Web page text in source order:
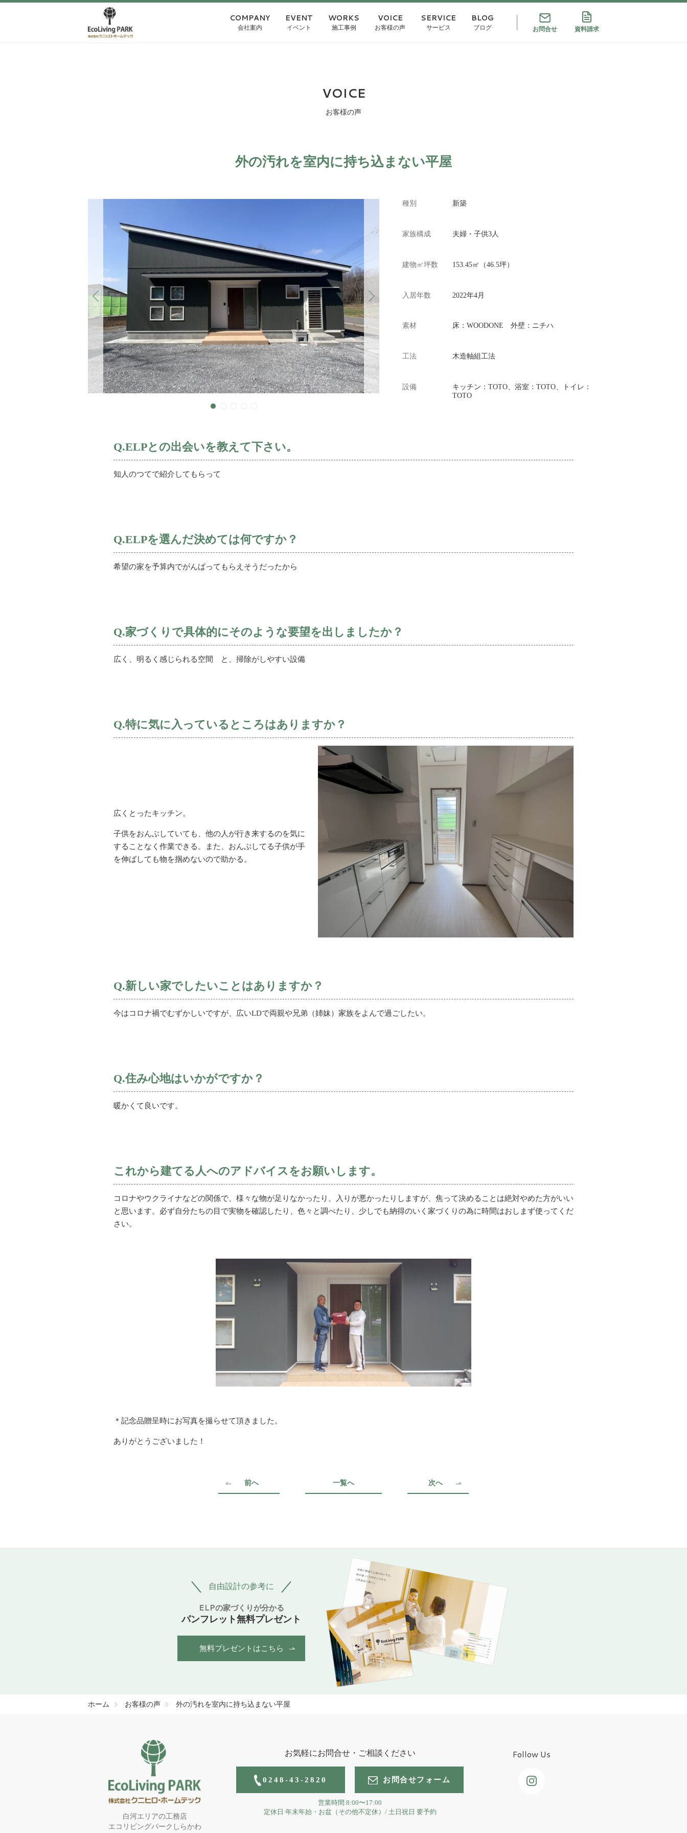
COMPANY
会社案内
EVENT
イベント
WORKS
施工事例
VOICE
お客様の声
SERVICE
サービス
BLOG
ブログ お問合せ 資料請求
VOICE
お客様の声
外の汚れを室内に持ち込まない平屋
Previous Next
種別 新築
家族構成 夫婦・子供3人
建物㎡坪数 153.45㎡（46.5坪）
入居年数 2022年4月
素材 床：WOODONE 外壁：ニチハ
工法 木造軸組工法
設備
キッチン：TOTO、浴室：TOTO、トイレ：
TOTO
Q.ELPとの出会いを教えて下さい。
知人のつてで紹介してもらって
Q.ELPを選んだ決めては何ですか？
希望の家を予算内でがんばってもらえそうだったから
Q.家づくりで具体的にそのような要望を出しましたか？
広く、明るく感じられる空間 と、掃除がしやすい設備
Q.特に気に入っているところはありますか？
広くとったキッチン。
子供をおんぶしていても、他の人が行き来するのを気に
することなく作業できる。また、おんぶしてる子供が手
を伸ばしても物を掴めないので助かる。
Q.新しい家でしたいことはありますか？
今はコロナ禍でむずかしいですが、広いLDで両親や兄弟（姉妹）家族をよんで過ごしたい。
Q.住み心地はいかがですか？
暖かくて良いです。
これから建てる人へのアドバイスをお願いします。
コロナやウクライナなどの関係で、様々な物が足りなかったり、入りが悪かったりしますが、焦って決めることは絶対やめた方がいい
と思います。必ず自分たちの目で実物を確認したり、色々と調べたり、少しでも納得のいく家づくりの為に時間はおしまず使ってくだ
さい。
＊記念品贈呈時にお写真を撮らせて頂きました。
ありがとうございました！
前へ 一覧へ 次へ
自由設計の参考に
ELPの家づくりが分かる
パンフレット無料プレゼント
無料プレゼントはこちら
ホーム お客様の声 外の汚れを室内に持ち込まない平屋
白河エリアの工務店
エコリビングパークしらかわ
お気軽にお問合せ・ご相談ください
0248-43-2820 お問合せフォーム
営業時間 8:00〜17:00
定休日 年末年始・お盆（その他不定休） / 土日祝日 要予約
Follow Us